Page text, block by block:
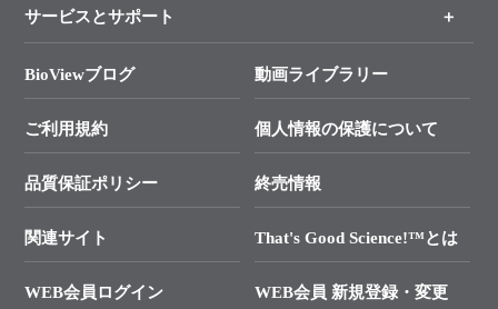
タカラバイオ各種会員募集のお知らせ
終売製品のお知らせ
価格改定のご案内
技術セミナーのご案内
タカラバイオ発表文献
リアルタイムPCR実験のススメ
幹細胞・再生医療研究ガイド
クローニング実験ガイド
SMARTer NGSポータルサイト
プライマー設計
制限酵素切断サイトの検索
サービスとサポート
総合お問い合わせ
├ 実験コンシェルジュ
├ 受託サービスお問い合わせ
BioViewブログ 動画ライブラリー
ご利用規約 個人情報の保護について
品質保証ポリシー 終売情報
関連サイト That's Good Science!™とは
WEB会員ログイン WEB会員 新規登録・変更